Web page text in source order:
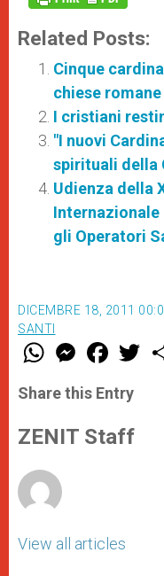
Related Posts:
Cinque
chiese romane
I cristiani
"I nuovi
spirituali della
Udienza della
gli Operatori
DICEMBRE 18, 2011
SANTI
W
t
s
p
p
M
e
s
e
g
e
F
a
e
b
o
k
w
Share this Entry
ZENIT Staff
View all articles